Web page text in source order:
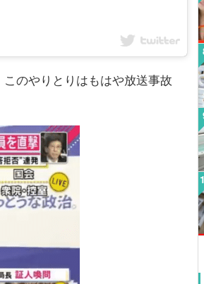
のやりとりはもはや放送事故